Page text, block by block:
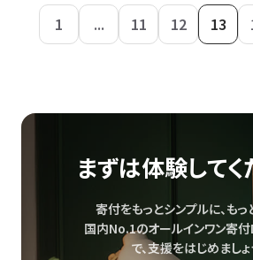
1 ... 11 12 13
まずは体験してく
寄付をもっとシンプルに、もっ
国内No.1のオールインワン寄
で、支援をはじめましょ